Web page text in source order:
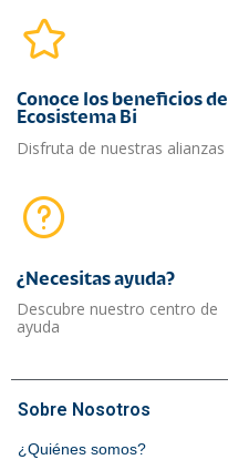
Conoce los beneficios de
Ecosistema Bi
Disfruta de nuestras alianzas
¿Necesitas ayuda?​
Descubre nuestro centro de
ayuda
Sobre Nosotros
¿Quiénes somos?